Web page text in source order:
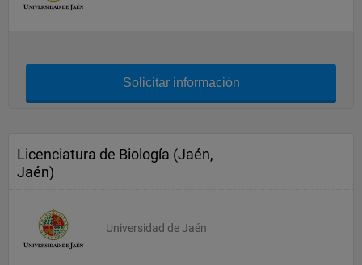
Solicitar información
Licenciatura de Biología (Jaén,
Jaén)
Universidad de Jaén